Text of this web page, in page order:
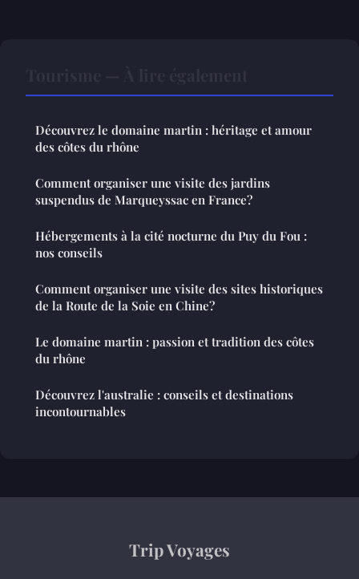
Découvrez le domaine martin : héritage et amour
des côtes du rhône
Comment organiser une visite des jardins
suspendus de Marqueyssac en France?
Hébergements à la cité nocturne du Puy du Fou :
nos conseils
Comment organiser une visite des sites historiques
de la Route de la Soie en Chine?
Le domaine martin : passion et tradition des côtes
du rhône
Découvrez l'australie : conseils et destinations
incontournables
Trip Voyages